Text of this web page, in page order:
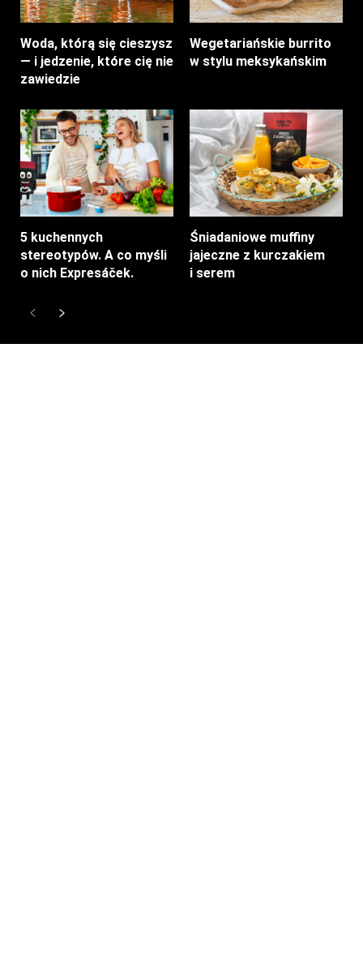
Woda, którą się cieszysz
— i jedzenie, które cię nie
zawiedzie
Wegetariańskie burrito
w stylu meksykańskim
5 kuchennych
stereotypów. A co myśli
o nich Expresáček.
Śniadaniowe muffiny
jajeczne z kurczakiem
i serem